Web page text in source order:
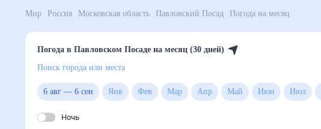
Мир Россия Московская область Павловский Посад Погода
Погода в Павловском Посаде на месяц (30 дней)
Поиск города или места
6 авг— 6 сен Янв Фев Мар Апр Май Июн
Ночь